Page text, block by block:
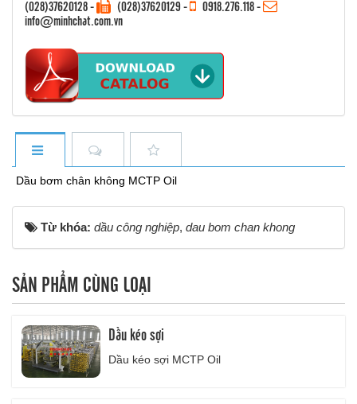
(028)37620128- (028)37620129 - 0918.276.118-
info@minhchat.com.vn
Dầu bơm chân không MCTP Oil
Từ khóa: dầu công nghiệp, dau bom chan khong
SẢN PHẨM CÙNG LOẠI
Dầu kéo sợi
Dầu kéo sợi MCTP Oil